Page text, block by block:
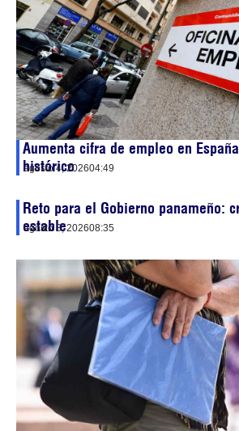
Aumenta cifra de empleo en
histórico
agosto 4, 202604:49
Reto para el Gobierno panameño:
estable
agosto 3, 202608:35